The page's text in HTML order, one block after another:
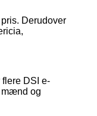
Derudover
DSI e-
mænd og